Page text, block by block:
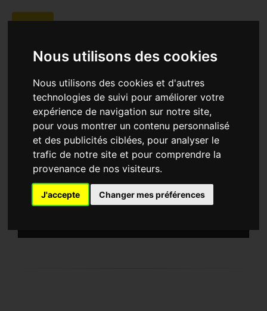
Nous utilisons des cookies
Nous utilisons des cookies et d'autres
technologies de suivi pour améliorer votre
expérience de navigation sur notre site,
pour vous montrer un contenu personnalisé
et des publicités ciblées, pour analyser le
trafic de notre site et pour comprendre la
provenance de nos visiteurs.
J'accepte Changer mes préférences
| |
SYNOPSIS
-